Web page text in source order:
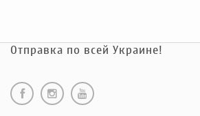
Отправка по всей Украине!